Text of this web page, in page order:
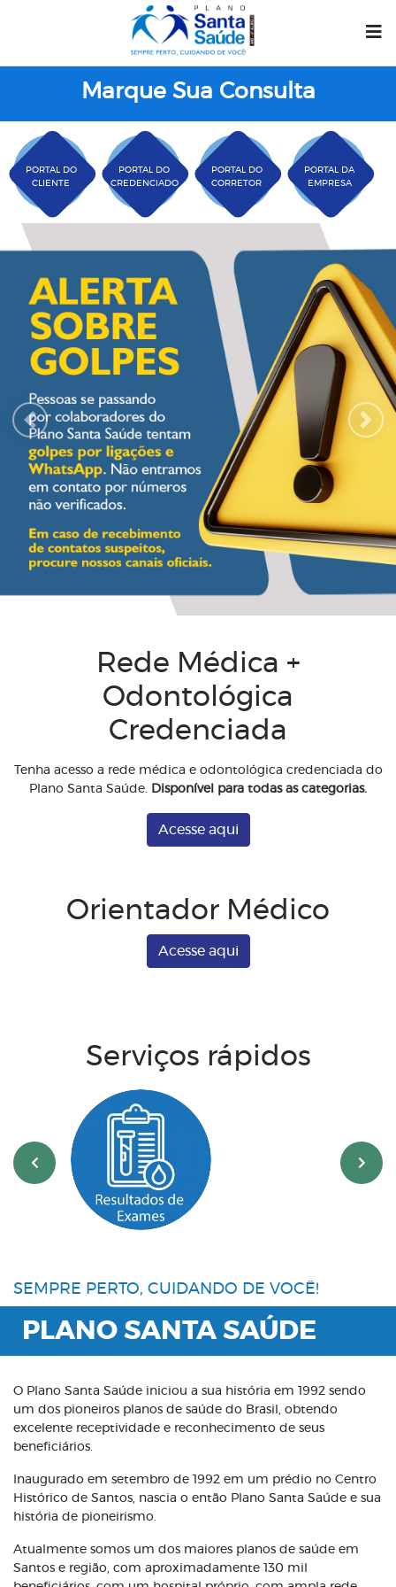
Marque Sua Consulta
PORTAL DO
CLIENTE
PORTAL DO
CREDENCIADO
PORTAL DO
CORRETOR
PORTAL DA
EMPRESA
Plano Santa Casa
Previous Next
Rede Médica +
Odontológica
Credenciada
Tenha acesso a rede médica e odontológica credenciada do
Plano Santa Saúde. Disponível para todas as categorias.
Acesse aqui
Orientador Médico
Acesse aqui
Serviços rápidos
‹ ›
SEMPRE PERTO, CUIDANDO DE VOCÊ!
PLANO SANTA SAÚDE
O Plano Santa Saúde iniciou a sua história em 1992 sendo
um dos pioneiros planos de saúde do Brasil, obtendo
excelente receptividade e reconhecimento de seus
beneficiários.
Inaugurado em setembro de 1992 em um prédio no Centro
Histórico de Santos, nascia o então Plano Santa Saúde e sua
história de pioneirismo.
Atualmente somos um dos maiores planos de saúde em
Santos e região, com aproximadamente 130 mil